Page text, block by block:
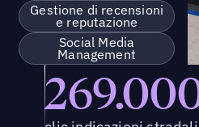
Gestione di recensioni
e reputazione
Social Media
Management